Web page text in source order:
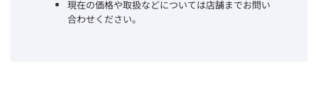
現在の価格や取扱などについては店舗までお問い
合わせください。